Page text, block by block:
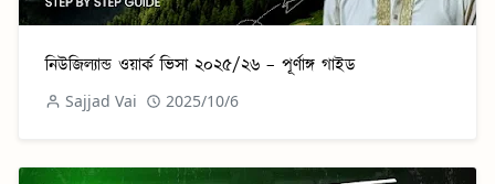
নিউজিল্যান্ড ওয়ার্ক ভিসা ২০২৫/২৬ – পূর্ণাঙ্গ গাইড
Sajjad Vai 2025/10/6